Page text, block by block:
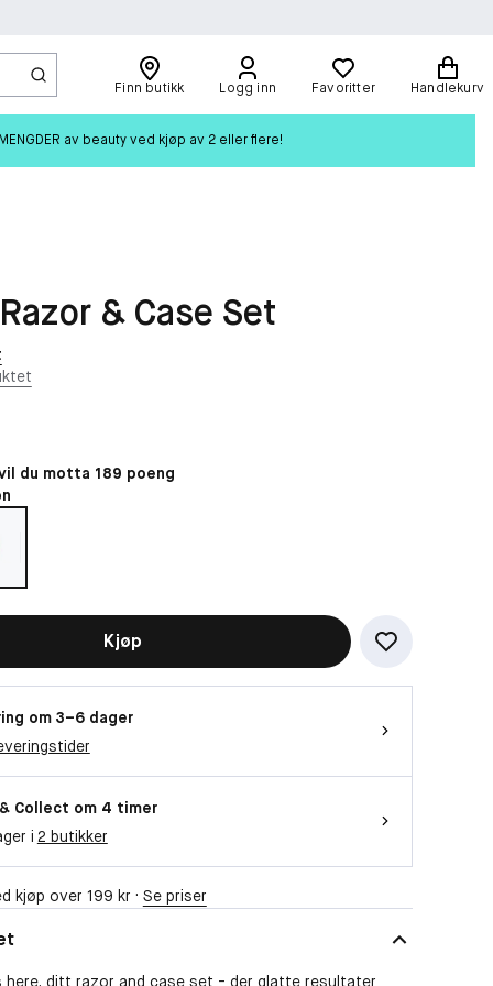
Finn butikk Logg inn Favoritter Handlekurv
av beauty ved kjøp av 2 eller flere!
& Case Set
du motta 189 poeng
Kjøp
om 3–6 dager
Collect om 4 timer
i 2 butikker
kjøp over 199 kr · Se priser
ditt razor and case set - der glatte resultater